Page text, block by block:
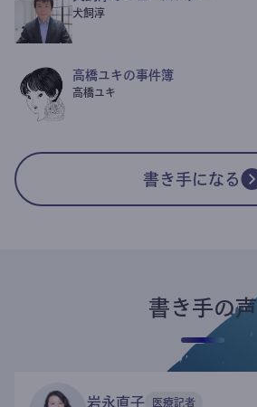
犬飼淳
高橋ユキの事件簿
高橋ユキ
書き手になる
書き手の声
岩永直子 医療記者